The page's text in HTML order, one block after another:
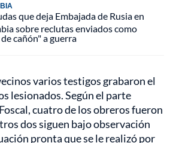
que deja Embajada de Rusia en
sobre reclutas enviados como
cañón" a guerra
varios testigos grabaron el
lesionados. Según el parte
cuatro de los obreros fueron
dos siguen bajo observación
pronta que se le realizó por